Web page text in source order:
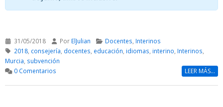
31/05/2018 Por ElJulian Docentes, Interinos
2018, consejería, docentes, educación, idiomas, interino, Interinos,
Murcia, subvención
0 Comentarios
LEER MÁS...